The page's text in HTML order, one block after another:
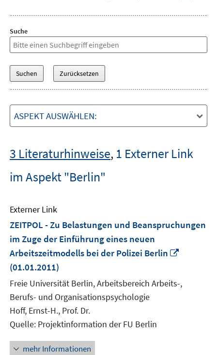
Suche
ASPEKT AUSWÄHLEN:
3 Literaturhinweise, 1 Externer Link
im Aspekt "Berlin"
Externer Link
ZEITPOL - Zu Belastungen und Beanspruchungen
im Zuge der Einführung eines neuen
Arbeitszeitmodells bei der Polizei Berlin
öffnen
(01.01.2011)
Freie Universität Berlin, Arbeitsbereich Arbeits-,
Berufs- und Organisationspsychologie
Hoff, Ernst-H., Prof. Dr.
Quelle: Projektinformation der FU Berlin
mehr Informationen